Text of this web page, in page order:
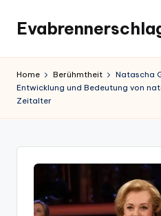
content
Home Berühmtheit
Natascha
Entwicklung und Bedeutung von
Zeitalter